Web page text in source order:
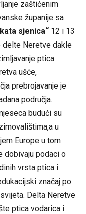
zaštićenim
županije sa
sjenica“ 12 i 13
delte Neretve dakle
ptica
ušće,
prebrojavanje je
područja.
budući su
u
Europe u tom
dobivaju podaci o
vrsta ptica i
značaj po
Delta Neretve
ptica vodarica i